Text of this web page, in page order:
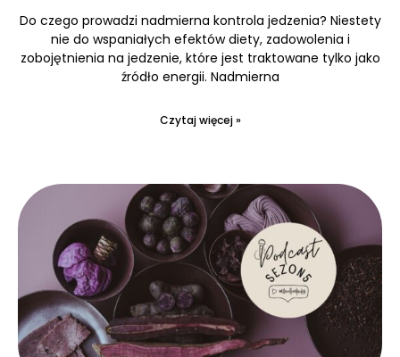
Do czego prowadzi nadmierna kontrola jedzenia? Niestety
nie do wspaniałych efektów diety, zadowolenia i
zobojętnienia na jedzenie, które jest traktowane tylko jako
źródło energii. Nadmierna
Czytaj więcej »